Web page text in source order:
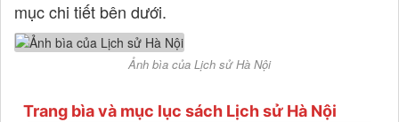
mục chi tiết bên dưới.
Ảnh bìa của Lịch sử Hà Nội
Trang bìa và mục lục sách Lịch sử Hà Nội